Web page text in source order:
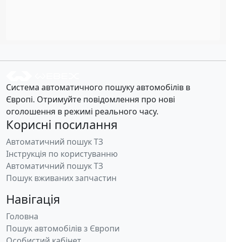
Система автоматичного пошуку автомобілів в
Європі. Отримуйте повідомлення про нові
оголошення в режимі реального часу.
Корисні посилання
Автоматичний пошук ТЗ
Інструкція по користуванню
Автоматичний пошук ТЗ
Пошук вживаних запчастин
Навігація
Головна
Пошук автомобілів з Європи